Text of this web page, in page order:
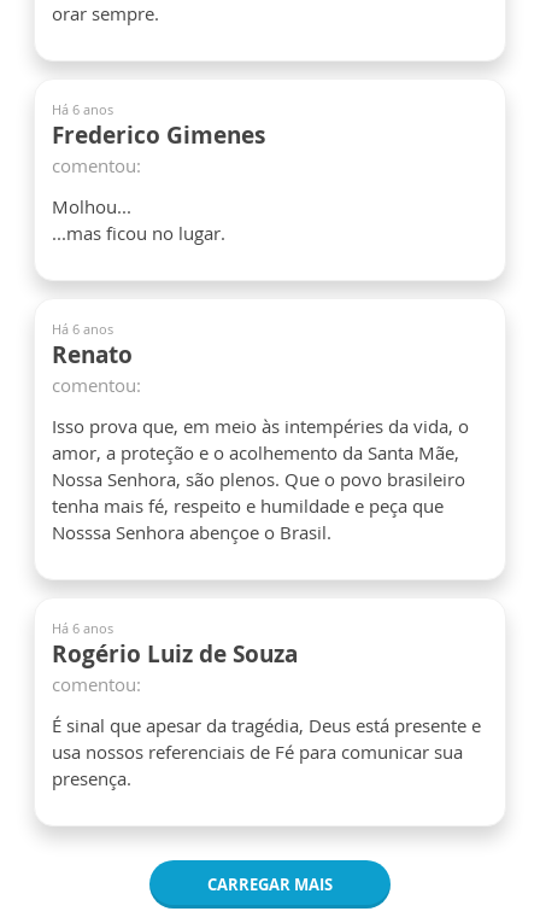
orar sempre.
Há 6 anos
Frederico Gimenes
comentou:
Molhou...
...mas ficou no lugar.
Há 6 anos
Renato
comentou:
Isso prova que, em meio às intempéries da vida, o
amor, a proteção e o acolhemento da Santa Mãe,
Nossa Senhora, são plenos. Que o povo brasileiro
tenha mais fé, respeito e humildade e peça que
Nosssa Senhora abençoe o Brasil.
Há 6 anos
Rogério Luiz de Souza
comentou:
É sinal que apesar da tragédia, Deus está presente e
usa nossos referenciais de Fé para comunicar sua
presença.
CARREGAR MAIS